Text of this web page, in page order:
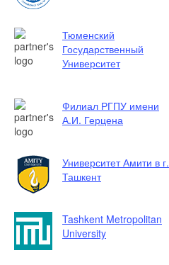
Тюменский
Государственный
Университет
Филиал РГПУ имени
А.И. Герцена
Университет Амити в г.
Ташкент
Tashkent Metropolitan
University